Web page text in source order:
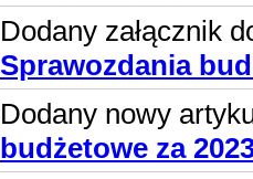
Dodany załącznik
Sprawozdania
Dodany nowy
budżetowe za